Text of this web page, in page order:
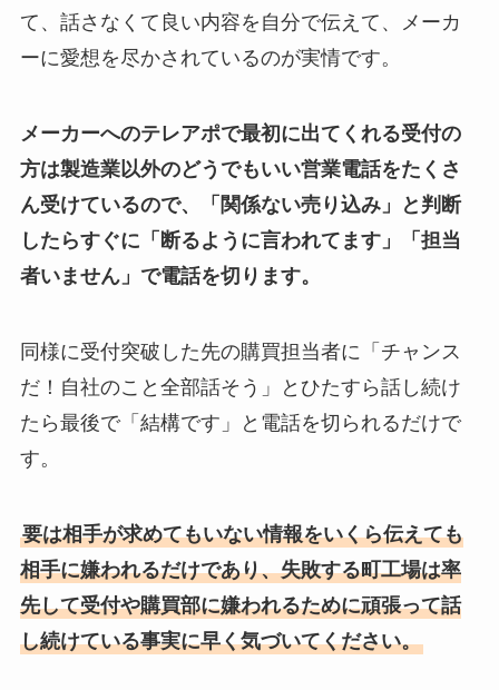
て、話さなくて良い内容を自分で伝えて、メーカ
ーに愛想を尽かされているのが実情です。
メーカーへのテレアポで最初に出てくれる受付の
方は製造業以外のどうでもいい営業電話をたくさ
ん受けているので、「関係ない売り込み」と判断
したらすぐに「断るように言われてます」「担当
者いません」で電話を切ります。
同様に受付突破した先の購買担当者に「チャンス
だ！自社のこと全部話そう」とひたすら話し続け
たら最後で「結構です」と電話を切られるだけで
す。
要は相手が求めてもいない情報をいくら伝えても
相手に嫌われるだけであり、失敗する町工場は率
先して受付や購買部に嫌われるために頑張って話
し続けている事実に早く気づいてください。